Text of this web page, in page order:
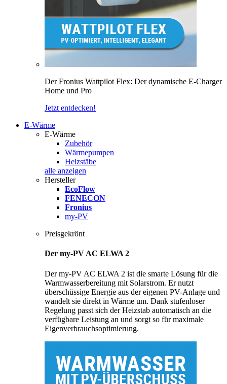
Der Fronius Wattpilot Flex: Der dynamische E-Charger
Home und Pro
Jetzt entdecken!
E-Wärme
E-Wärme
Zubehör
Wärmepumpen
Heizstäbe
alle anzeigen
Hersteller
EcoFlow
FENECON
Fronius
my-PV
Preisgekrönt
Der my-PV AC ELWA 2
Der my-PV AC ELWA 2 ist die smarte Lösung für die
Warmwasserbereitung mit Solarstrom. Er nutzt
überschüssige Energie aus der eigenen PV-Anlage und
wandelt sie direkt in Wärme um. Dank stufenloser
Regelung passt sich der Heizstab automatisch an die
verfügbare Leistung an und sorgt so für maximale
Eigenverbrauchsoptimierung.